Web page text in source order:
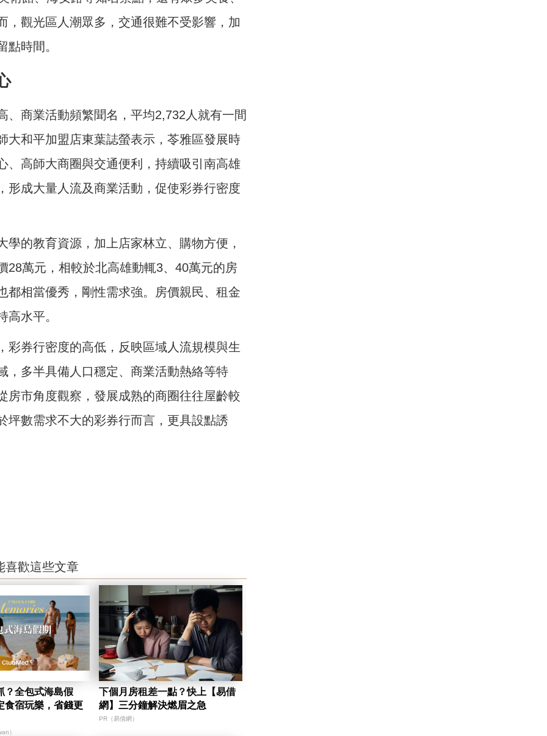
，觀光區人潮眾多，交通很難不受影響，加
時間。
、商業活動頻繁聞名，平均2,732人就有一間
大和平加盟店東葉誌螢表示，苓雅區發展時
、高師大商圈與交通便利，持續吸引南高雄
形成大量人流及商業活動，促使彩券行密度
的教育資源，加上店家林立、購物方便，
28萬元，相較於北高雄動輒3、40萬元的房
都相當優秀，剛性需求強。房價親民、租金
水平。
彩券行密度的高低，反映區域人流規模與生
，多半具備人口穩定、商業活動熱絡等特
房市角度觀察，發展成熟的商圈往往屋齡較
坪數需求不大的彩券行而言，更具設點誘
喜歡這些文章
？全包式海島假
食宿玩樂，省錢更
）
下個月房租差一點？快上【易借
網】三分鐘解決燃眉之急
PR（易借網）